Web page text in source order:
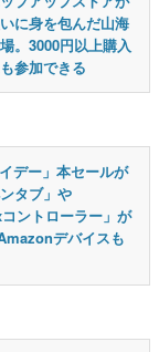
に身を包んだ山海
。3000円以上購入
参加できる
デー」本セールが
タブ」や
ントローラー」が
デバイスも